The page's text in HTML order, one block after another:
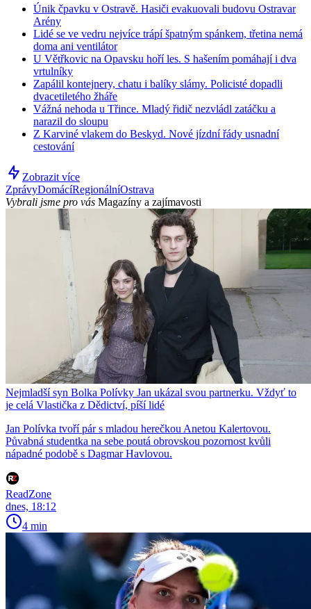
Únik čpavku v Ostravě. Hasiči evakuovali budovu Ostravar
Arény
Lidé se ve vedru nejvíce trápí špatným spánkem, třetina nemá
doma ani ventilátor
U Větřkovic na Opavsku hoří les. S hašením pomáhají i dva
vrtulníky
Zapálil kontejnery, chatu i balíky slámy. Policisté dopadli
dvacetiletého žháře
Vážná nehoda u Třince. Mladý řidič nezvládl zatáčku a
narazil do sloupu
Z Karviné vlakem do Beskyd. Nové jízdní řády usnadní
cestování
Zobrazit více
ZprávyDomácíRegionálníOstrava
Vybrali jsme pro vás Magazíny a zajímavosti
Nejmladší syn Bolka Polívky Jan ukázal svou partnerku. Vždyť to
je celá Vlastička z Dědictví, píší lidé
Jan Polívka tvoří pár s mladou herečkou Anetou Kalertovou.
Půvabná studentka na sebe poutá obrovskou pozornost kvůli
nápadné podobě s Dagmar Havlovou.
ReadZone
dnes, 18:12
4 min